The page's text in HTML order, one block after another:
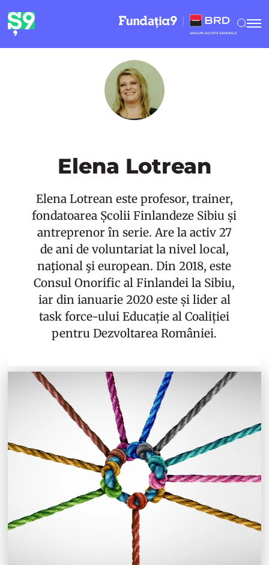
Elena Lotrean
Elena Lotrean este profesor, trainer,
fondatoarea Școlii Finlandeze Sibiu și
antreprenor în serie. Are la activ 27
de ani de voluntariat la nivel local,
naţional şi european. Din 2018, este
Consul Onorific al Finlandei la Sibiu,
iar din ianuarie 2020 este și lider al
task force-ului Educație al Coaliției
pentru Dezvoltarea României.